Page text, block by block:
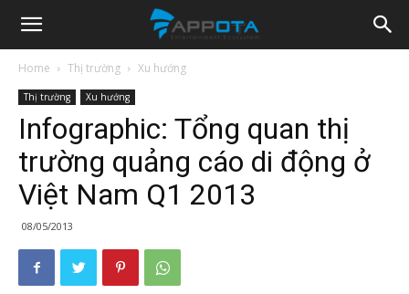
Appota
News
Home Thị trường Xu hướng
Thị trường Xu hướng
Infographic: Tổng quan thị
trường quảng cáo di động ở
Việt Nam Q1 2013
08/05/2013